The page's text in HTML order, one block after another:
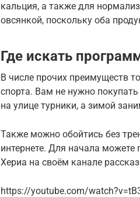
кальция, а также для
овсянкой, поскольку оба
Где искать
В числе прочих преимуществ
спорта. Вам не нужно
на улице турники, а зимой
Также можно обойтись без
интернете. Для начала
Хериа на своём канале
https://youtube.com/